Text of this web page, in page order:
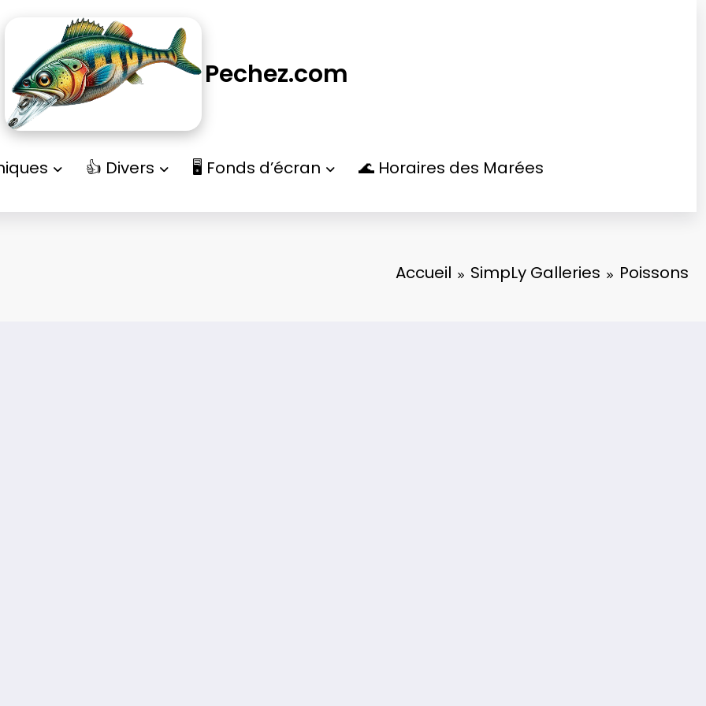
Pechez.com
👍 Divers 🖥️ Fonds d’écran 🌊 Horaires des Marées
Accueil SimpLy Galleries Poissons